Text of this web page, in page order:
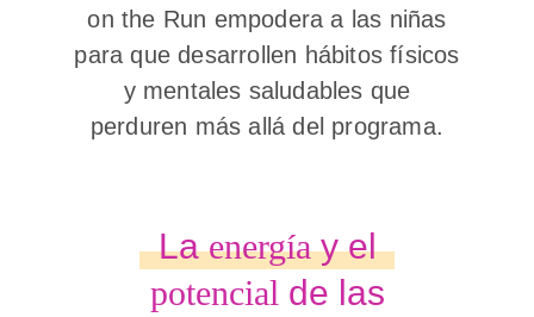
on the Run empodera a las niñas
para que desarrollen hábitos físicos
y mentales saludables que
perduren más allá del programa.
Laenergíay el
potencial de las